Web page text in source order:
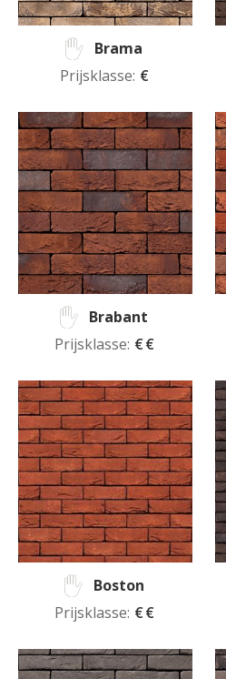
Brama
Prijsklasse: €
Brabant
Prijsklasse: €€
Boston
Prijsklasse: €€